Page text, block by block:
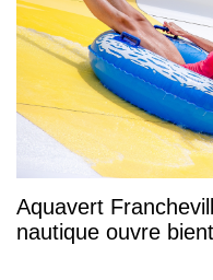
Aquavert
nautique ouvre